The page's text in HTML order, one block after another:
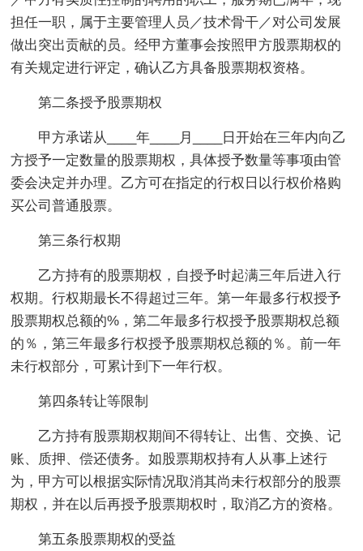
担任一职，属于主要管理人员／技术骨干／对公司发展
做出突出贡献的员。经甲方董事会按照甲方股票期权的
有关规定进行评定，确认乙方具备股票期权资格。
第二条授予股票期权
甲方承诺从____年____月____日开始在三年内向乙
方授予一定数量的股票期权，具体授予数量等事项由管
委会决定并办理。乙方可在指定的行权日以行权价格购
买公司普通股票。
第三条行权期
乙方持有的股票期权，自授予时起满三年后进入行
权期。行权期最长不得超过三年。第一年最多行权授予
股票期权总额的%，第二年最多行权授予股票期权总额
的％，第三年最多行权授予股票期权总额的％。前一年
未行权部分，可累计到下一年行权。
第四条转让等限制
乙方持有股票期权期间不得转让、出售、交换、记
账、质押、偿还债务。如股票期权持有人从事上述行
为，甲方可以根据实际情况取消其尚未行权部分的股票
期权，并在以后再授予股票期权时，取消乙方的资格。
第五条股票期权的受益